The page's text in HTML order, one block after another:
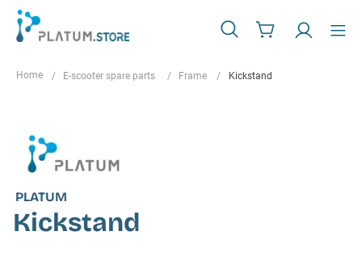
E-scooter spare parts Frame Kickstand
PLATUM
Kickstand